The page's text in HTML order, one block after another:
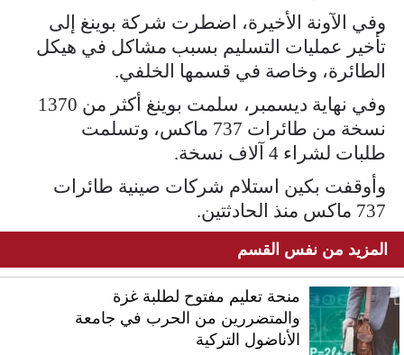
وفي الآونة الأخيرة، اضطرت شركة بوينغ إلى
تأخير عمليات التسليم بسبب مشاكل في هيكل
الطائرة، وخاصة في قسمها الخلفي.
وفي نهاية ديسمبر، سلمت بوينغ أكثر من 1370
نسخة من طائرات 737 ماكس، وتسلمت
طلبات لشراء 4 آلاف نسخة.
وأوقفت بكين استلام شركات صينية طائرات
737 ماكس منذ الحادثتين.
المزيد من نفس القسم
منحة تعليم مفتوح لطلبة غزة
والمتضررين من الحرب في جامعة
الأناضول التركية